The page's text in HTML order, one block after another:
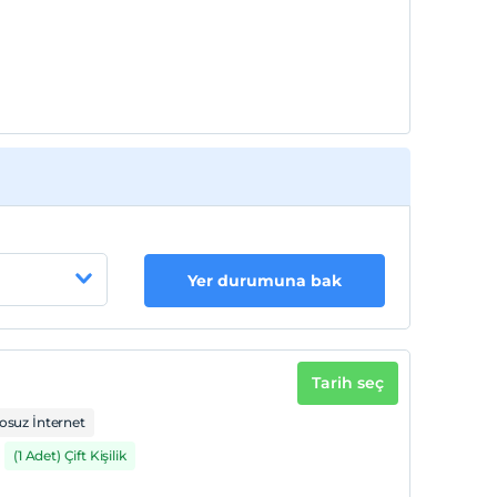
Yer durumuna bak
İnternet
(1 Adet) Çift Kişilik
Tarih seç